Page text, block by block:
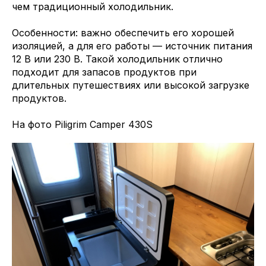
чем традиционный холодильник.
Особенности: важно обеспечить его хорошей
изоляцией, а для его работы — источник питания
12 В или 230 В. Такой холодильник отлично
подходит для запасов продуктов при
длительных путешествиях или высокой загрузке
продуктов.
На фото Piligrim Camper 430S